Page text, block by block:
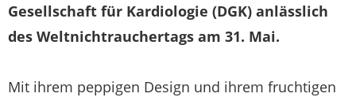
Gesellschaft für Kardiologie (DGK) anlässlich
des Weltnichtrauchertags am 31. Mai.
Mit ihrem peppigen Design und ihrem fruchtigen